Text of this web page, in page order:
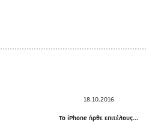
18.10.2016
Το iPhone ήρθε επιτέλους...